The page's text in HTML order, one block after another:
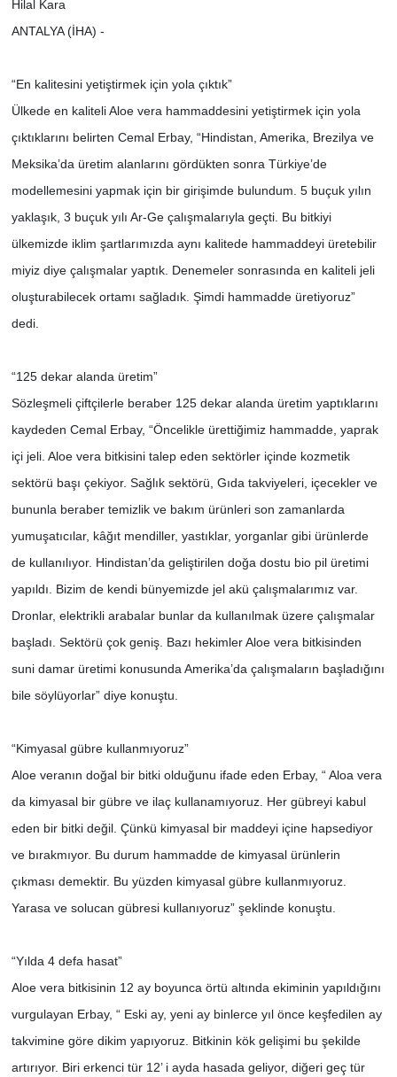
Hilal Kara
ANTALYA (İHA) -
“En kalitesini yetiştirmek için yola çıktık”
Ülkede en kaliteli Aloe vera hammaddesini yetiştirmek için yola
çıktıklarını belirten Cemal Erbay, “Hindistan, Amerika, Brezilya ve
Meksika’da üretim alanlarını gördükten sonra Türkiye’de
modellemesini yapmak için bir girişimde bulundum. 5 buçuk yılın
yaklaşık, 3 buçuk yılı Ar-Ge çalışmalarıyla geçti. Bu bitkiyi
ülkemizde iklim şartlarımızda aynı kalitede hammaddeyi üretebilir
miyiz diye çalışmalar yaptık. Denemeler sonrasında en kaliteli jeli
oluşturabilecek ortamı sağladık. Şimdi hammadde üretiyoruz”
dedi.
“125 dekar alanda üretim”
Sözleşmeli çiftçilerle beraber 125 dekar alanda üretim yaptıklarını
kaydeden Cemal Erbay, “Öncelikle ürettiğimiz hammadde, yaprak
içi jeli. Aloe vera bitkisini talep eden sektörler içinde kozmetik
sektörü başı çekiyor. Sağlık sektörü, Gıda takviyeleri, içecekler ve
bununla beraber temizlik ve bakım ürünleri son zamanlarda
yumuşatıcılar, kâğıt mendiller, yastıklar, yorganlar gibi ürünlerde
de kullanılıyor. Hindistan’da geliştirilen doğa dostu bio pil üretimi
yapıldı. Bizim de kendi bünyemizde jel akü çalışmalarımız var.
Dronlar, elektrikli arabalar bunlar da kullanılmak üzere çalışmalar
başladı. Sektörü çok geniş. Bazı hekimler Aloe vera bitkisinden
suni damar üretimi konusunda Amerika’da çalışmaların başladığını
bile söylüyorlar” diye konuştu.
“Kimyasal gübre kullanmıyoruz”
Aloe veranın doğal bir bitki olduğunu ifade eden Erbay, “ Aloa vera
da kimyasal bir gübre ve ilaç kullanamıyoruz. Her gübreyi kabul
eden bir bitki değil. Çünkü kimyasal bir maddeyi içine hapsediyor
ve bırakmıyor. Bu durum hammadde de kimyasal ürünlerin
çıkması demektir. Bu yüzden kimyasal gübre kullanmıyoruz.
Yarasa ve solucan gübresi kullanıyoruz” şeklinde konuştu.
“Yılda 4 defa hasat”
Aloe vera bitkisinin 12 ay boyunca örtü altında ekiminin yapıldığını
vurgulayan Erbay, “ Eski ay, yeni ay binlerce yıl önce keşfedilen ay
takvimine göre dikim yapıyoruz. Bitkinin kök gelişimi bu şekilde
artırıyor. Biri erkenci tür 12’ i ayda hasada geliyor, diğeri geç tür